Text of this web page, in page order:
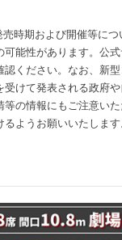
時期および開催等につ
可能性があります。公
認ください。なお、新
受けて発表される政府
等の情報にもご注意い
ようお願いいたします